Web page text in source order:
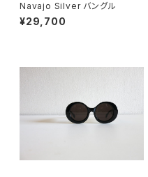
Navajo Silver バングル
¥29,700